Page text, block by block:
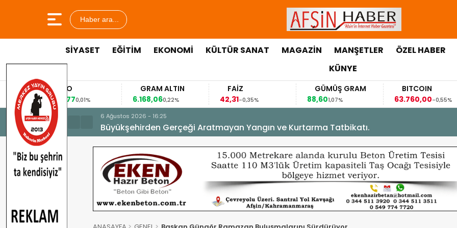
Haber ara...
SİYASET EĞİTİM EKONOMİ KÜLTÜR SANAT MAGAZİN MANŞETLER ÖZEL HABER
KÜNYE
EURO
53,8477
0,01%
GRAM ALTIN
6.168,06
0,22%
FAİZ
-0,35%
GÜMÜŞ GRAM
88,60
1,07%
BITCOIN
63.760,00-0,55%
6 Ağustos 2026 - 16:25
Büyükşehirden Gerçeği Aratmayan Yangın ve Kurtarma Tatbikatı.